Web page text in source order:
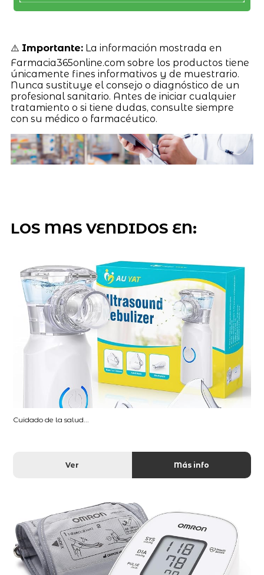
⚠️ Importante:La información mostrada en
Farmacia365online.com sobre los productos tiene
únicamente fines informativos y de muestrario.
Nunca sustituye el consejo o diagnóstico de un
profesional sanitario. Antes de iniciar cualquier
tratamiento o si tiene dudas, consulte siempre
con su médico o farmacéutico.
LOS MAS VENDIDOS EN:
Cuidado de la salud...
Ver Más info